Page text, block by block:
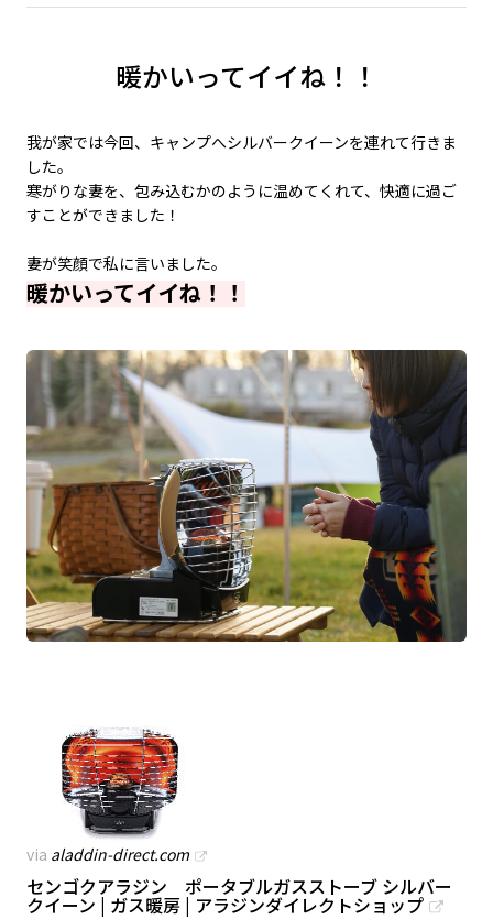
暖かいってイイね！！
我が家では今回、キャンプへシルバークイーンを連れて行きま
した。
寒がりな妻を、包み込むかのように温めてくれて、快適に過ご
すことができました！
妻が笑顔で私に言いました。
暖かいってイイね！！
via aladdin-direct.com
センゴクアラジン ポータブルガスストーブ シルバー
クイーン | ガス暖房 | アラジンダイレクトショップ